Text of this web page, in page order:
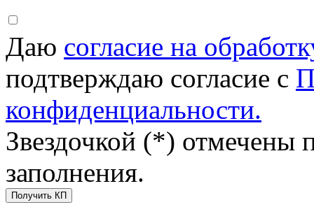
Даю согласие на
подтверждаю согласие с
конфиденциальности.
Звездочкой (*) отмечены
заполнения.
Получить КП